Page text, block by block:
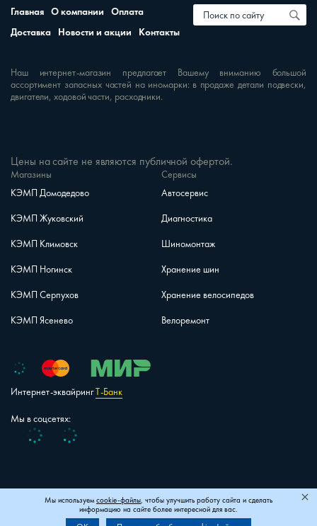
Главная О компании
Оплата
Доставка
Новости и акции Контакты
Магазины
КЭМП Домодедово
КЭМП Жуковский
КЭМП Климовск
КЭМП Ногинск
КЭМП Серпухов
КЭМП Ясенево
Сервисы
Автосервис
Диагностика
Шиномонтаж
Хранение шин
Хранение велосипедов
Велоремонт
Наш интернет-магазин предлагает Вашему вниманию большой
ассортимент запасных частей на иномарки: в продаже детали подвески,
двигатели, ходовой части, расходники.
Интернет-эквайрингТ-Банк
Мы в соцсетях:
Vk Telegram
Цены на сайте не являются публичной офертой.
© 2006–2026 ООО «КЭМП-Домодедово»
Карта сайта +7 (495) 150-40-26
Мы используем cookie-файлы, чтобы улучшить работу сайта и сделать
информацию на сайте более интересной для вас.